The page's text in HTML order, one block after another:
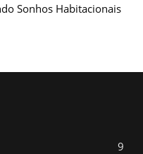
Sonhos Habitacionais
9